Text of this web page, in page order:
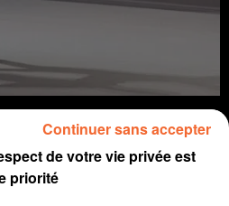
de votre vie privée est
priorité
Continuer sans accepter